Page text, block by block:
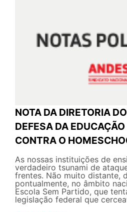
NOTA DA DIRETORIA
DEFESA DA
CONTRA O
As nossas instituições de
verdadeiro tsunami de
frentes. Não muito distante,
pontualmente, no âmbito
Escola Sem Partido, que
legislação federal que